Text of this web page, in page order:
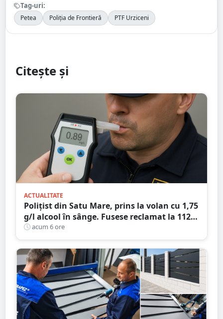
Tag-uri:
Petea Poliția de Frontieră PTF Urziceni
Citește și
ACTUALITATE
Polițist din Satu Mare, prins la volan cu 1,75
g/l alcool în sânge. Fusese reclamat la 112
că circula pe contrasens
acum 6 ore